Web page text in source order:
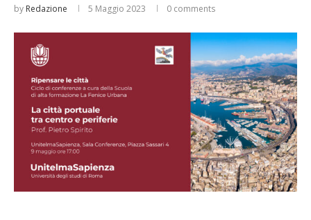
by Redazione 5 Maggio 2023 0 comments